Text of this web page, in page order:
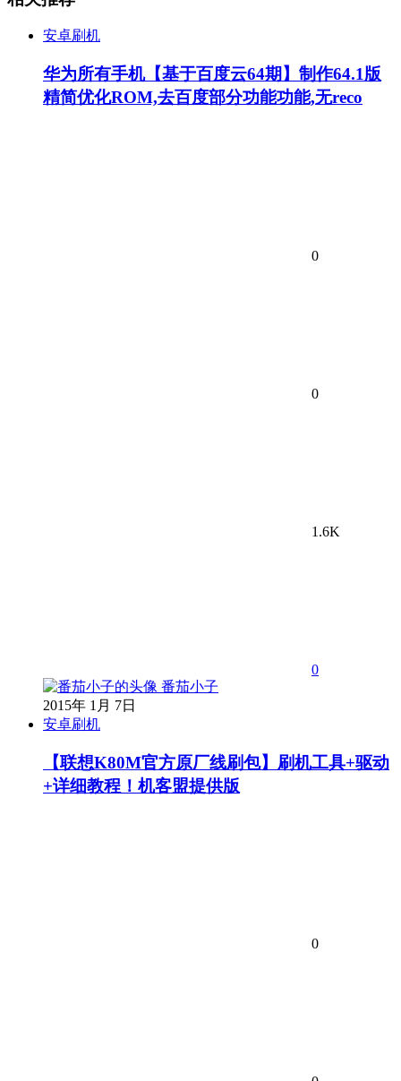
安卓刷机
华为所有手机【基于百度云64期】制作64.1版
精简优化ROM,去百度部分功能功能,无reco
0
0
1.6K
0
番茄小子
2015年 1月 7日
安卓刷机
【联想K80M官方原厂线刷包】刷机工具+驱动
+详细教程！机客盟提供版
0